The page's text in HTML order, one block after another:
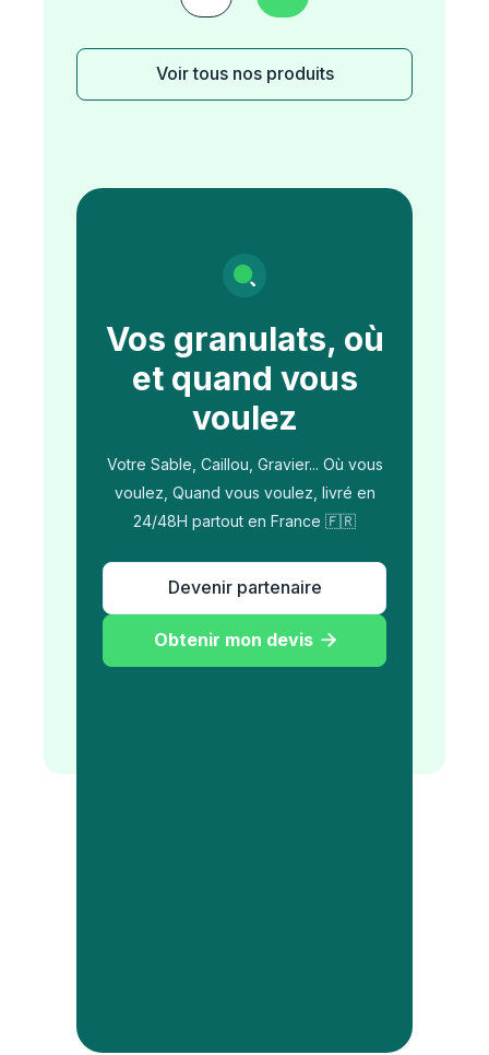
Voir tous nos produits
Vos granulats, où
et quand vous
voulez
Votre Sable, Caillou, Gravier... Où vous
voulez, Quand vous voulez, livré en
24/48H partout en France 🇫🇷
Devenir partenaire
Obtenir mon devis 